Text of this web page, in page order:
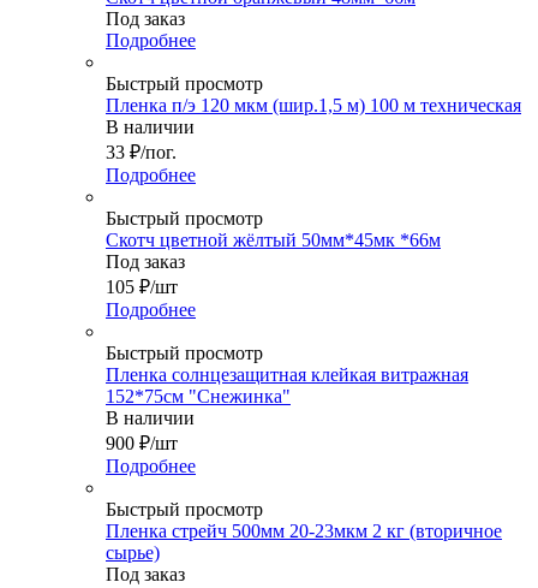
Под заказ
Подробнее
Быстрый просмотр
Пленка п/э 120 мкм (шир.1,5 м) 100 м техническая
В наличии
33 ₽/пог.
Подробнее
Быстрый просмотр
Скотч цветной жёлтый 50мм*45мк *66м
Под заказ
105 ₽/шт
Подробнее
Быстрый просмотр
Пленка солнцезащитная клейкая витражная
152*75см "Снежинка"
В наличии
900 ₽/шт
Подробнее
Быстрый просмотр
Пленка стрейч 500мм 20-23мкм 2 кг (вторичное
сырье)
Под заказ